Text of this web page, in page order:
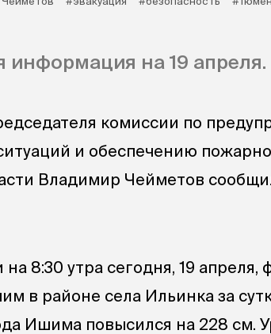
информация на 19 апреля.
комиссии по
и обеспечению
Владимир Чейметов
8:30 утра сегодня, 19 апреля,
в районе села Ильинка за
Ишима повысился на 228 см.